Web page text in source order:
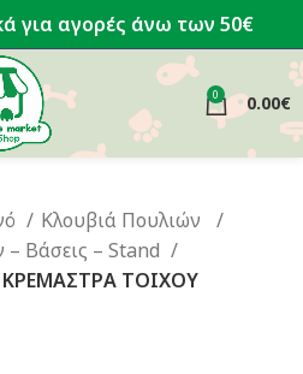
για αγορές άνω των 50€
0 0.00€
Κλουβιά Πουλιών
Βάσεις – Stand
ΚΡΕΜΑΣΤΡΑ ΤΟΙΧΟΥ